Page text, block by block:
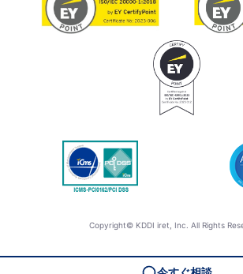
Copyright© KDDI iret, Inc. All Rights